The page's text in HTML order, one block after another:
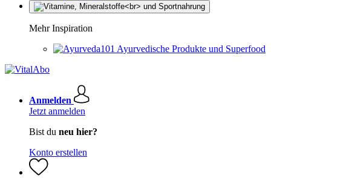
Mehr Inspiration
Ayurvedische Produkte und Superfood
Anmelden
Jetzt anmelden
Bist du neu hier?
Konto erstellen